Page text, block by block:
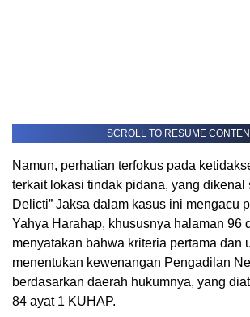
SCROLL TO RESUME
Namun, perhatian terfokus pada
terkait lokasi tindak pidana, yang dikenal
Delicti” Jaksa dalam kasus ini mengacu
Yahya Harahap, khususnya halaman 96
menyatakan bahwa kriteria pertama dan
menentukan kewenangan Pengadilan
berdasarkan daerah hukumnya, yang
84 ayat 1 KUHAP.